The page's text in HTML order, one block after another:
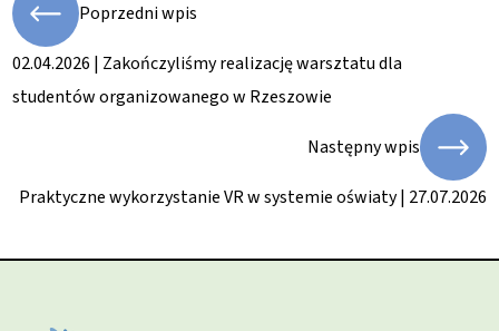
Poprzedni wpis
02.04.2026 | Zakończyliśmy realizację warsztatu dla
studentów organizowanego w Rzeszowie
Następny wpis
Praktyczne wykorzystanie VR w systemie oświaty | 27.07.2026